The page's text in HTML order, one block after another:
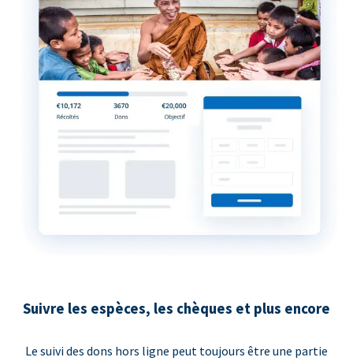
Suivre les espèces, les chèques et plus encore
Le suivi des dons hors ligne peut toujours être une partie